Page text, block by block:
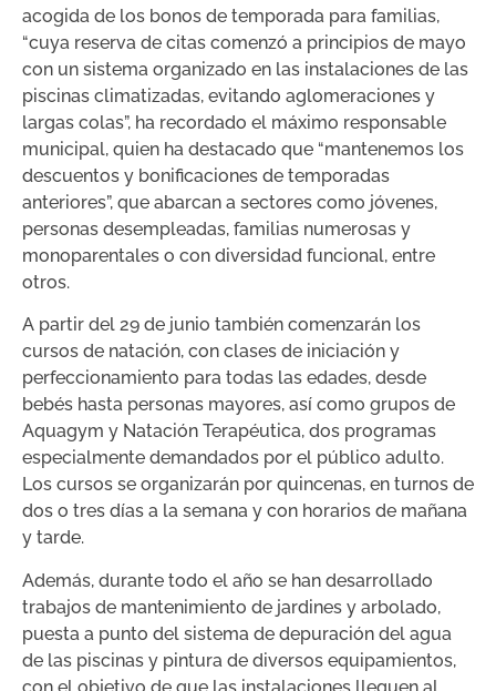
acogida de los bonos de temporada para familias,
“cuya reserva de citas comenzó a principios de mayo
con un sistema organizado en las instalaciones de las
piscinas climatizadas, evitando aglomeraciones y
largas colas”, ha recordado el máximo responsable
municipal, quien ha destacado que “mantenemos los
descuentos y bonificaciones de temporadas
anteriores”, que abarcan a sectores como jóvenes,
personas desempleadas, familias numerosas y
monoparentales o con diversidad funcional, entre
otros.
A partir del 29 de junio también comenzarán los
cursos de natación, con clases de iniciación y
perfeccionamiento para todas las edades, desde
bebés hasta personas mayores, así como grupos de
Aquagym y Natación Terapéutica, dos programas
especialmente demandados por el público adulto.
Los cursos se organizarán por quincenas, en turnos de
dos o tres días a la semana y con horarios de mañana
y tarde.
Además, durante todo el año se han desarrollado
trabajos de mantenimiento de jardines y arbolado,
puesta a punto del sistema de depuración del agua
de las piscinas y pintura de diversos equipamientos,